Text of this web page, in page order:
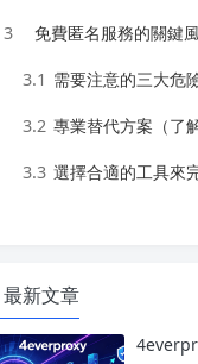
3 免費匿名服務的關鍵
3.1 需要注意的三大危
3.2 專業替代方案（了
3.3 選擇合適的工具來
最新文章